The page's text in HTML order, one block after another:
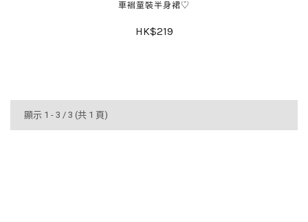
車褶童裝半身裙♡
HK$219
顯示 1 - 3 / 3 (共 1 頁)